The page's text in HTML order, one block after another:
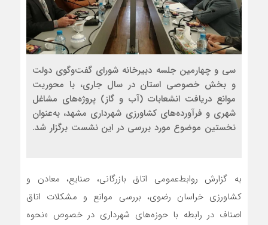
سی و چهارمین جلسه دبیرخانه شورای گفت‌وگوی دولت
و بخش خصوصی استان در سال جاری، با محوریت
موانع دریافت انشعابات (آب و گاز) پروژه‌های مشاغل
شهری و فرآورده‌های کشاورزی شهرداری مشهد، به‌عنوان
نخستین موضوع مورد بررسی در این نشست برگزار شد.
به گزارش روابط‌عمومی اتاق بازرگانی، صنایع، معادن و
کشاورزی خراسان رضوی، بررسی موانع و مشکلات اتاق
اصناف در رابطه با حوزه‌های شهرداری در خصوص «نحوه